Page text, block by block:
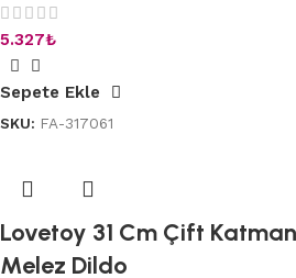
5.327₺
Sepete Ekle
SKU: FA-317061
Lovetoy 31 Cm Çift
Melez Dildo